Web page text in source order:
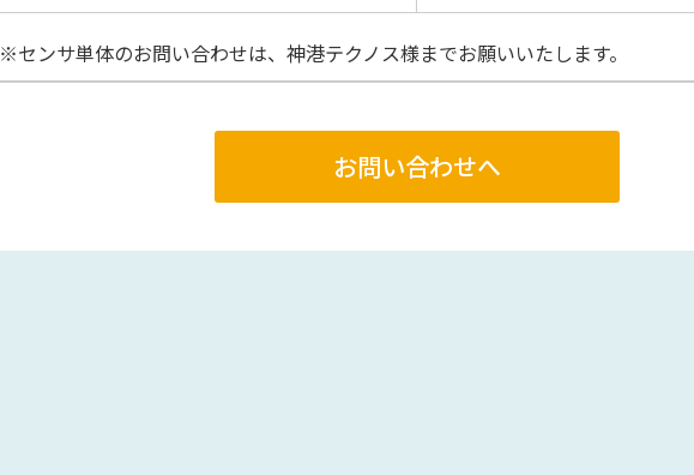
※センサ単体のお問い合わせは、神港テクノス様までお願いいたします。
お問い合わせへ